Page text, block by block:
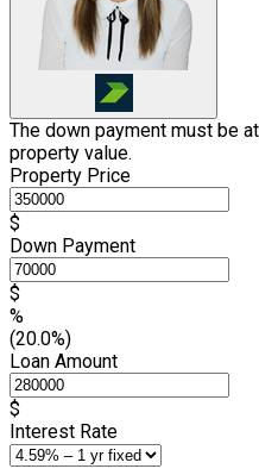
The down payment must be
property value.
Property Price
$
Down Payment
$
%
(20.0%)
Loan Amount
$
Interest Rate